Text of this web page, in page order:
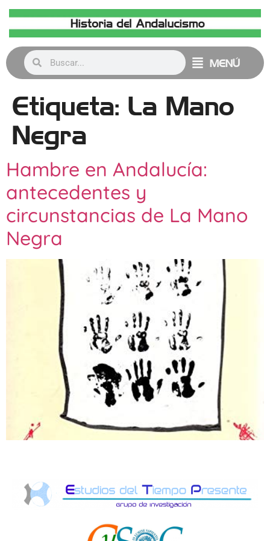
MENÚ
Etiqueta: La Mano
Negra
Hambre en Andalucía:
antecedentes y
circunstancias de La Mano
Negra